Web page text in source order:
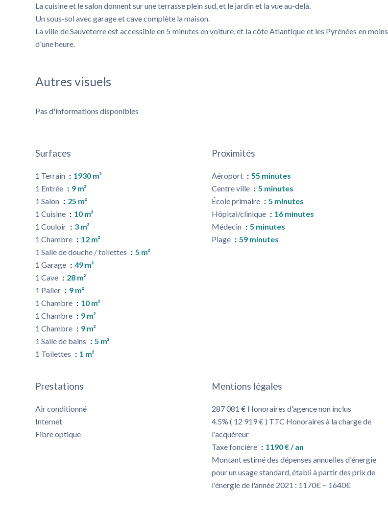
La cuisine et le salon donnent sur une terrasse plein sud, et le jardin et la vue au-delà.
Un sous-sol avec garage et cave complète la maison.
La ville de Sauveterre est accessible en 5 minutes en voiture, et la côte Atlantique et les Pyrénées en moins
d'une heure.
Autres visuels
Pas d'informations disponibles
Surfaces
1 Terrain
1930 m²
1 Entrée
9 m²
1 Salon
25 m²
1 Cuisine
10 m²
1 Couloir
3 m²
1 Chambre
12 m²
1 Salle de douche / toilettes
5 m²
1 Garage
49 m²
1 Cave
28 m²
1 Palier
9 m²
1 Chambre
10 m²
1 Chambre
9 m²
1 Chambre
9 m²
1 Salle de bains
5 m²
1 Toilettes
1 m²
Proximités
Aéroport
55 minutes
Centre ville
5 minutes
École primaire
5 minutes
Hôpital/clinique
16 minutes
Médecin
5 minutes
Plage
59 minutes
Prestations
Air conditionné
Internet
Fibre optique
Mentions légales
287 081 € Honoraires d'agence non inclus
4.5% ( 12 919 € ) TTC Honoraires à la charge de
l'acquéreur
Taxe foncière
1190 € / an
Montant estimé des dépenses annuelles d'énergie
pour un usage standard, établi à partir des prix de
l'énergie de l'année 2021 : 1170€ ~ 1640€